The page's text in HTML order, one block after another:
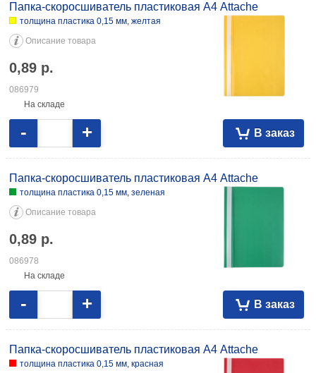
Папка-скоросшиватель пластиковая А4 Attache
толщина пластика 0,15 мм, желтая
Описание товара
0,89 р.
086979
На складе
В заказ
- +
Папка-скоросшиватель пластиковая А4 Attache
толщина пластика 0,15 мм, зеленая
Описание товара
0,89 р.
086978
На складе
В заказ
- +
Папка-скоросшиватель пластиковая А4 Attache
толщина пластика 0,15 мм, красная